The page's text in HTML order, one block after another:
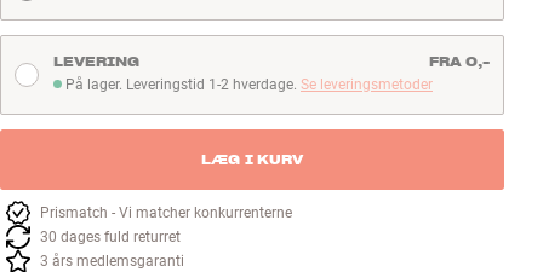
Kundeservice
Log ind
Kundeservice
Byg med Lyd
På lager. Leveringstid 1-2 hverdage
På lager. Leveringstid 1-2 hverdage. Se leveringsmetoder
LEVERING FRA 0,-
LÆG I KURV
Prismatch - Vi matcher konkurrenterne
30 dages fuld returret
3 års medlemsgaranti